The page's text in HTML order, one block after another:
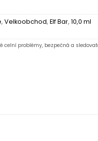
, Velkoobchod, Elf Bar, 10,0 ml
celní problémy, bezpečná a